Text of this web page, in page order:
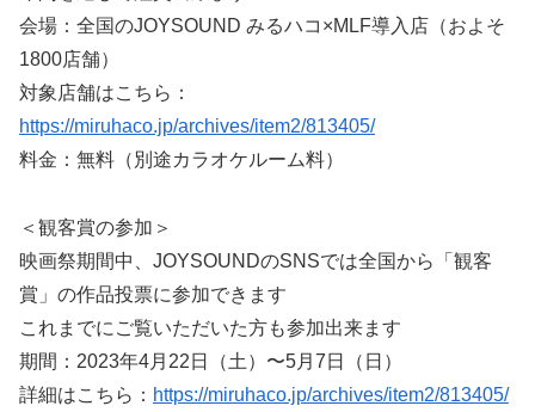
会場：全国のJOYSOUND みるハコ×MLF導入店（およそ
1800店舗）
対象店舗はこちら：
https://miruhaco.jp/archives/item2/813405/
料金：無料（別途カラオケルーム料）
＜観客賞の参加＞
映画祭期間中、JOYSOUNDのSNSでは全国から「観客
賞」の作品投票に参加できます
これまでにご覧いただいた方も参加出来ます
期間：2023年4月22日（土）〜5月7日（日）
詳細はこちら： https://miruhaco.jp/archives/item2/813405/